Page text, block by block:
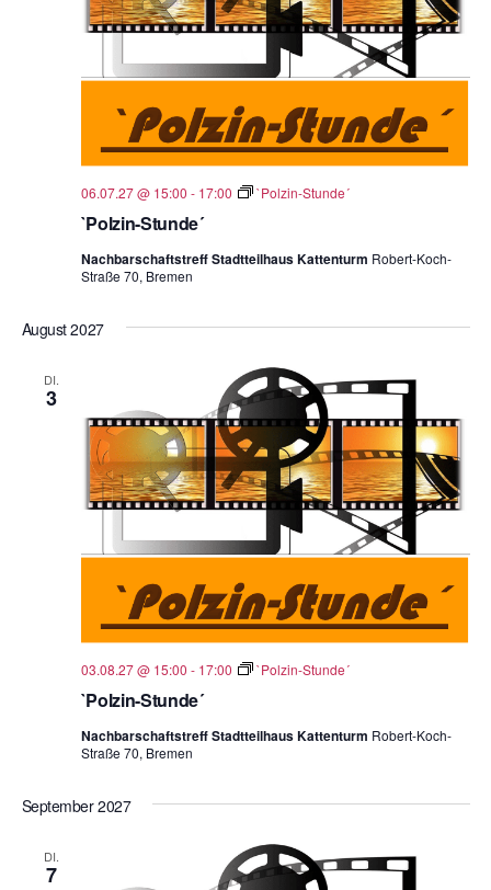
`Polzin-Stunde´
06.07.27 @ 15:00 - 17:00 `Polzin-Stunde´
Nachbarschaftstreff Stadtteilhaus Kattenturm Robert-Koch-
Straße 70, Bremen
August 2027
DI.
3
`Polzin-Stunde´
03.08.27 @ 15:00 - 17:00 `Polzin-Stunde´
Nachbarschaftstreff Stadtteilhaus Kattenturm Robert-Koch-
Straße 70, Bremen
September 2027
DI.
7